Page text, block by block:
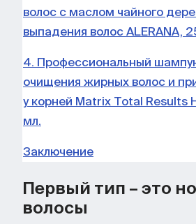
волос с маслом чайного
выпадения волос ALERANA,
4. Профессиональный
очищения жирных волос и
у корней Matrix Total Results
мл.
Заключение
Первый тип – это
волосы